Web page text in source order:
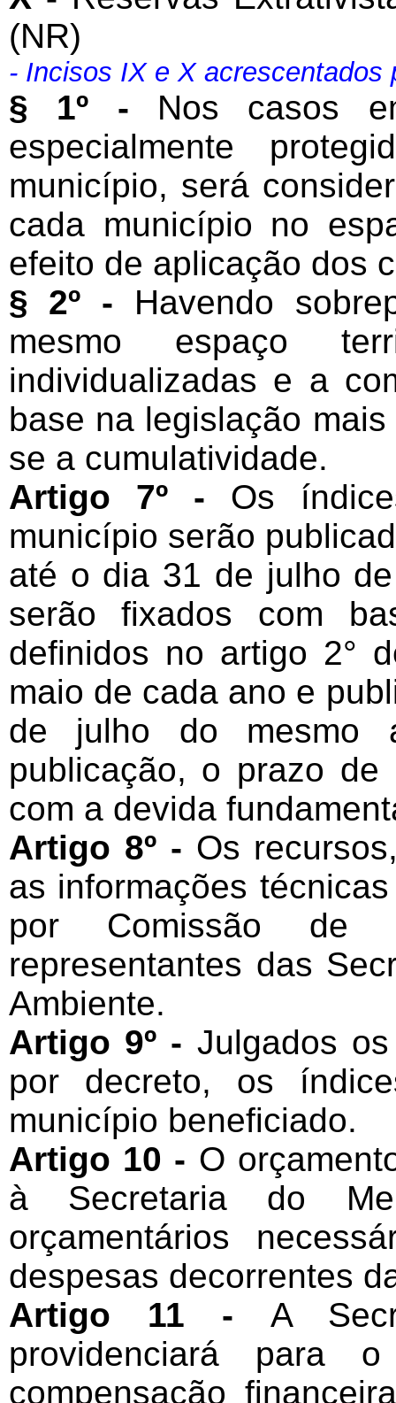
(NR)
- Incisos IX e X acrescentados
§ 1º - Nos casos
especialmente
município, será
cada município no
efeito de aplicação dos
§ 2º - Havendo
mesmo espaço
individualizadas e a
base na legislação
se a cumulatividade.
Artigo 7º - Os
município serão
até o dia 31 de julho
serão fixados com
definidos no artigo 2°
maio de cada ano e
de julho do mesmo
publicação, o prazo
com a devida
Artigo 8º - Os
as informações
por Comissão de
representantes das
Ambiente.
Artigo 9º - Julgados
por decreto, os
município beneficiado.
Artigo 10 - O
à Secretaria do
orçamentários
despesas decorrentes
Artigo 11 - A
providenciará para
compensação